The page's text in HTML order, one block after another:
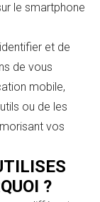
le smartphone
et de
de vous
mobile,
ou de les
vos
?